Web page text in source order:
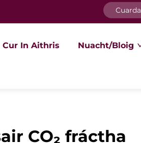
Cur In Aithris Nuacht/Bloig
CO₂ fráctha